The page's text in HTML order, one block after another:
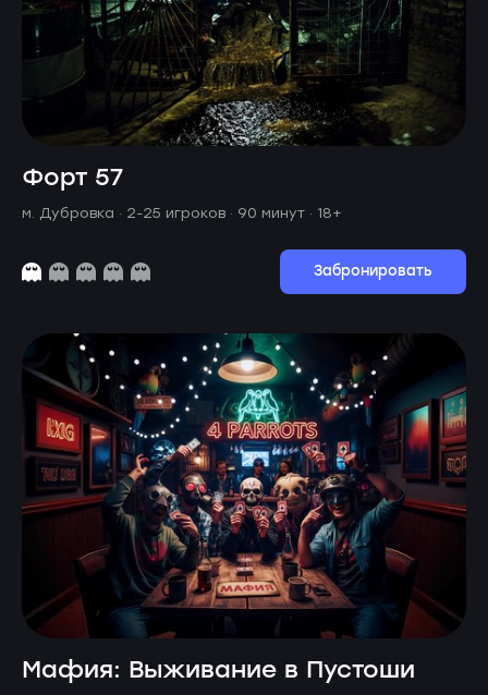
Форт 57
м. Дубровка · 2-25 игроков · 90 минут · 18+
Забронировать
Мафия: Выживание в Пустоши